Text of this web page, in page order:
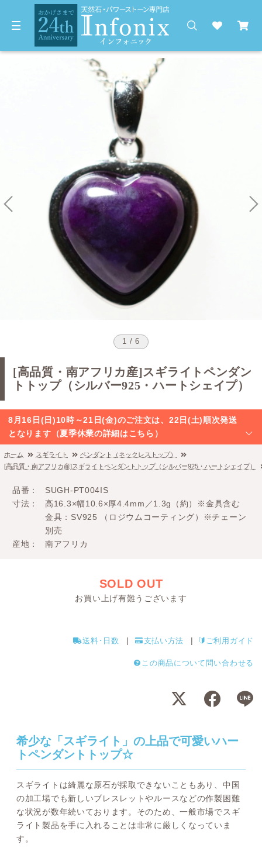
1 / 6
[高品質・南アフリカ産]スギライトペンダン
トトップ（シルバー925・ハートシェイプ）
8月16日(日)10時～21日(金)のご注文は、22日(土)順次発送
となります（夏季休業の詳細はこちら）
ホーム スギライト
ペンダント（ネックレストップ）
[高品質・南アフリカ産]スギライトペンダントトップ（シルバー925・ハートシェイプ）
品番
SUGH-PT004IS
寸法
高16.3×幅10.6×厚4.4mm／1.3g（約）※金具含む
金具：SV925 （ロジウムコーティング）※チェーン
別売
産地
南アフリカ
SOLD OUT
お買い上げ有難うございます
送料･日数 支払い方法 ご利用ガイド
この商品について問い合わせる
希少な「スギライト」の上品で可愛いハー
トペンダントトップ☆
スギライトは綺麗な原石が採取できないこともあり、中国
の加工場でも新しいブレスレットやルースなどの作製困難
な状況が数年続いております。そのため、一般市場でスギ
ライト製品を手に入れることは非常に厳しくなっていま
す。